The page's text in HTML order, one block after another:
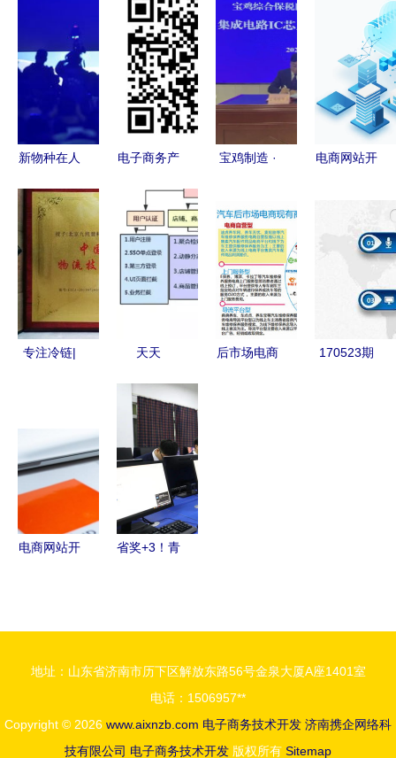
新物种在人
务技术开发
的数字革命
电子商务产
与技术开发
的协同之道
宝鸡制造 ·
成电路IC芯
片烧录项目
落户宝鸡综
合保税区，
助推电子商
务技术开发
电商网站开
业的全链路
专注冷链|
技术装备优
秀供应商
天天
月底薪 电
商技术开发
如何突破瓶
颈，成为人
上人？
后市场电商
170523期
电商网站开
省奖+3！青
合模拟大赛
创佳绩
地址：山东省济南市历下区解放东路56号金泉大厦A座1401室
电话：1506957**
Copyright © 2026 www.aixnzb.com 电子商务技术开发 济南携企网络科
技有限公司 电子商务技术开发 版权所有 Sitemap